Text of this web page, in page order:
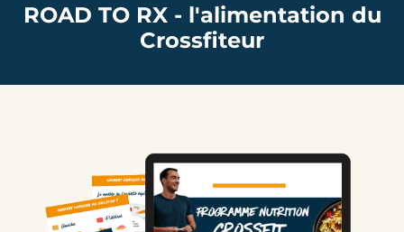
ROAD TO RX - l'alimentation du
Crossfiteur